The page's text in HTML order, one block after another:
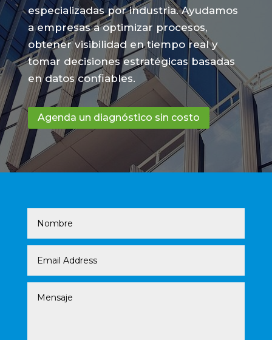
especializadas por industria. Ayudamos
a empresas a optimizar procesos,
obtener visibilidad en tiempo real y
tomar decisiones estratégicas basadas
en datos confiables.
Agenda un diagnóstico sin costo